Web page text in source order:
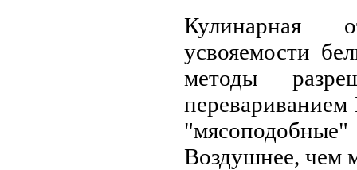
Кулинарная
усвояемости
методы
"мясоподобные"
Воздушнее, чем